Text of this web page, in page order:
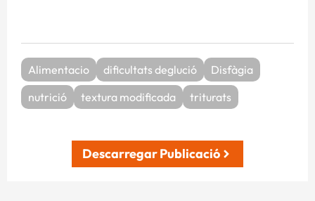
Alimentacio dificultats deglució
Disfàgia
nutrició
textura modificada triturats
Descarregar Publicació